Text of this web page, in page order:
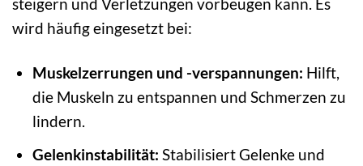
wird häufig eingesetzt bei:
Muskelzerrungen und -verspannungen: Hilft,
die Muskeln zu entspannen und Schmerzen zu
lindern.
Gelenkinstabilität: Stabilisiert Gelenke und